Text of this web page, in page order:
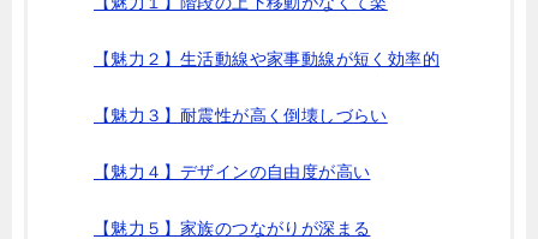
【魅力２】生活動線や家事動線が短く効率的
【魅力３】耐震性が高く倒壊しづらい
【魅力４】デザインの自由度が高い
【魅力５】家族のつながりが深まる